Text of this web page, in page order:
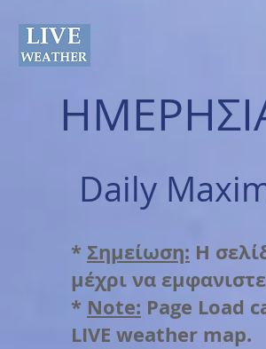
* Σημείωση: Η
μέχρι να
* Note: Page Load
LIVE weather map.
Daily